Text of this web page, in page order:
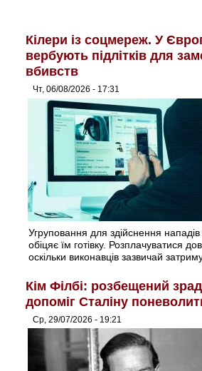
Кілери із соцмереж. У
вербують підлітків для
вбивств
Чт, 06/08/2026 - 17:31
Угруповання для здійснення нападів
обіцяє їм готівку. Розплачуватися
оскільки виконавців зазвичай
Кім Філбі: розбещений
допоміг Сталіну
Ср, 29/07/2026 - 19:21